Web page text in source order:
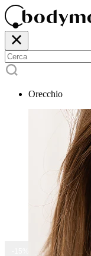
Orecchio
-15% SU TUTTI I